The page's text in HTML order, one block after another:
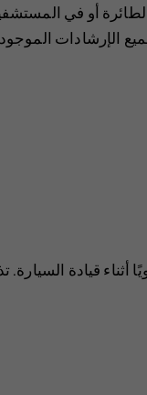
أو في
الإرشادات
أثناء قيادة